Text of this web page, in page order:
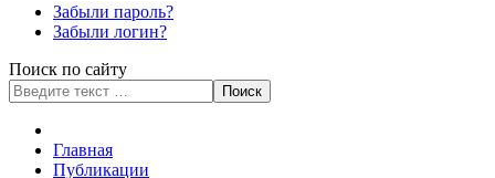
Забыли пароль?
Забыли логин?
Поиск по сайту
for results.
Поиск
Главная
Публикации